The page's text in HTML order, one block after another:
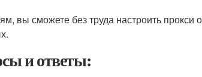
вы сможете без труда настроить прокси
и ответы: